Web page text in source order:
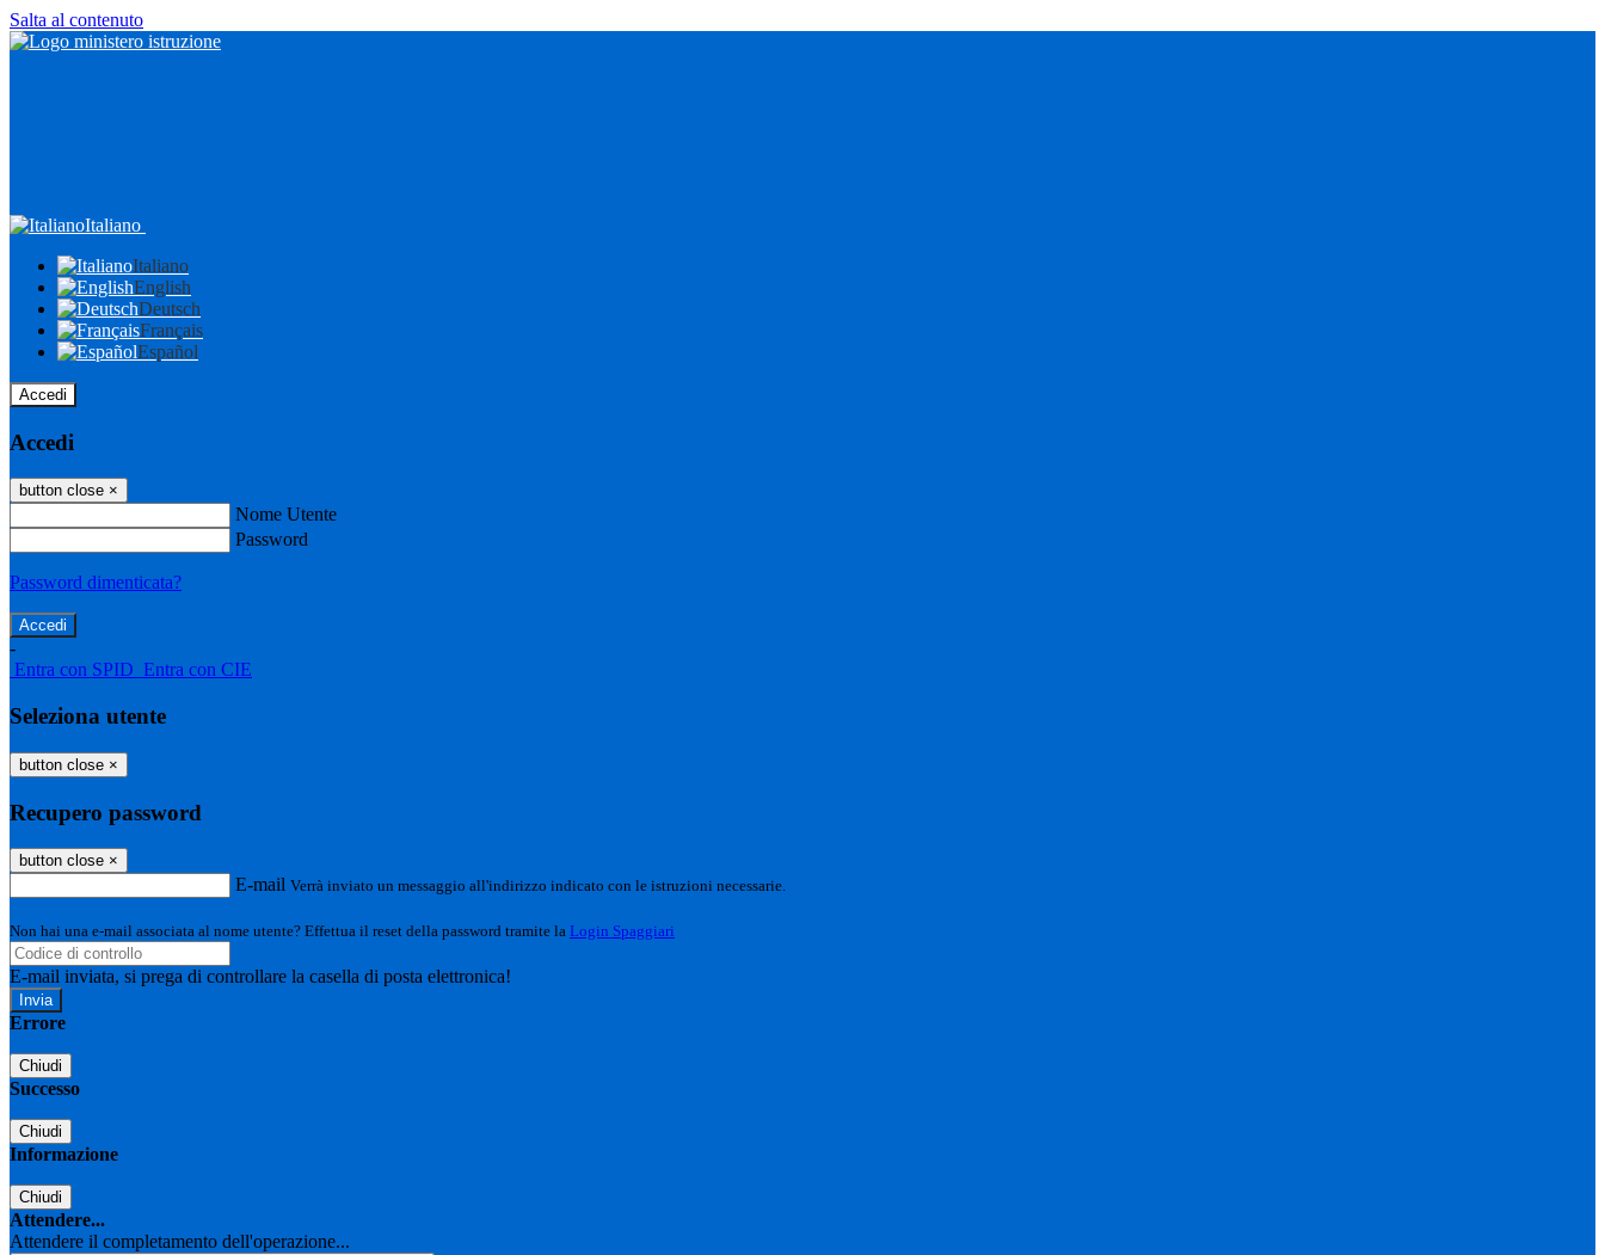
Salta al contenuto
Italiano
Italiano
English
Deutsch
Français
Español
Accedi
Accedi
button close ×
Nome Utente
Password
Password dimenticata?
-
Entra con SPID Entra con CIE
Seleziona utente
button close ×
Recupero password
button close ×
E-mail Verrà inviato un messaggio all'indirizzo indicato con le istruzioni necessarie.
Non hai una e-mail associata al nome utente? Effettua il reset della password tramite la Login Spaggiari
E-mail inviata, si prega di controllare la casella di posta elettronica!
Errore
Chiudi
Successo
Chiudi
Informazione
Chiudi
Attendere...
Attendere il completamento dell'operazione...